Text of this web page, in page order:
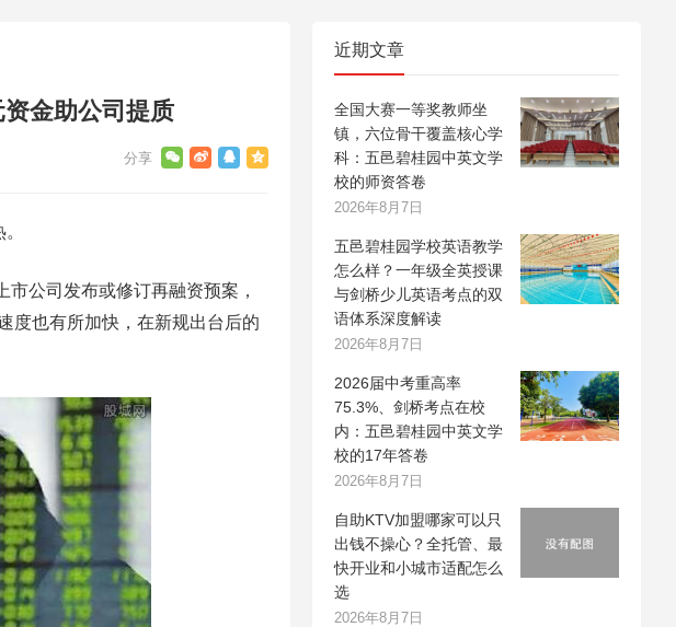
金助公司提质
公司发布或修订再融资预案，
度也有所加快，在新规出台后的
近期文章
全国大赛一等奖教师坐
镇，六位骨干覆盖核心学
科：五邑碧桂园中英文学
校的师资答卷
2026年8月7日
五邑碧桂园学校英语教学
怎么样？一年级全英授课
与剑桥少儿英语考点的双
语体系深度解读
2026年8月7日
2026届中考重高率
75.3%、剑桥考点在校
内：五邑碧桂园中英文学
校的17年答卷
2026年8月7日
自助KTV加盟哪家可以只
出钱不操心？全托管、最
快开业和小城市适配怎么
选
2026年8月7日